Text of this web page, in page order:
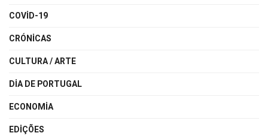
COVID-19
CRÓNICAS
CULTURA / ARTE
DIA DE PORTUGAL
ECONOMIA
EDIÇÕES